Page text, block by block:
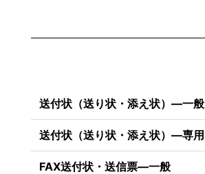
送付状（送り状・添え状）―一般
送付状（送り状・添え状）―専用
FAX送付状・送信票―一般